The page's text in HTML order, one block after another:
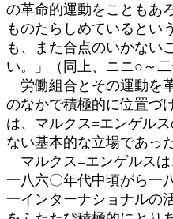
の革命的運動をこともあ
ものたらしめているとい
も、また合点のいかない
い。」（同上、ニニ○～二
労働組合とその運動を
のなかで積極的に位置づ
は、マルクス=エンゲル
ない基本的な立場であった
マルクス=エンゲルスは
一八六〇年代中頃がら一
一インターナショナルの